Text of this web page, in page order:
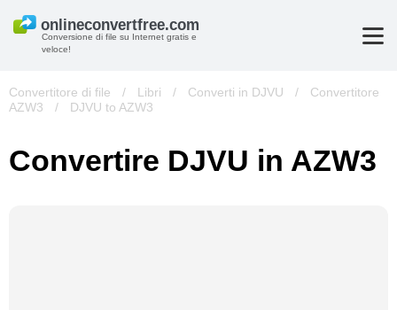
Conversione di file su Internet gratis e
veloce!
Convertitore di file / Libri / Converti in DJVU /
Convertitore
AZW3
/ DJVU to AZW3
Convertire DJVU in AZW3